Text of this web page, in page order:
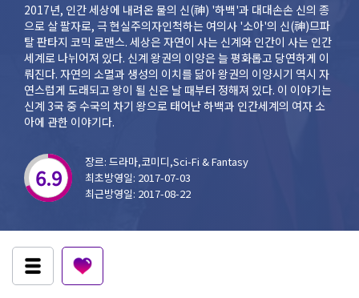
2017년, 인간 세상에 내려온 물의 신(神) '하백'과 대대손손 신의 종
으로 살 팔자로, 극 현실주의자인척하는 여의사 '소아'의 신(神)므파
탈 판타지 코믹 로맨스. 세상은 자연이 사는 신계와 인간이 사는 인간
세계로 나뉘어져 있다. 신계 왕권의 이양은 늘 평화롭고 당연하게 이
뤄진다. 자연의 소멸과 생성의 이치를 닮아 왕권의 이양시기 역시 자
연스럽게 도래되고 왕이 될 신은 날 때부터 정해져 있다. 이 이야기는
신계 3국 중 수국의 차기 왕으로 태어난 하백과 인간세계의 여자 소
아에 관한 이야기다.
6.9
장르: 드라마,코미디,Sci-Fi & Fantasy
최초방영일: 2017-07-03
최근방영일: 2017-08-22